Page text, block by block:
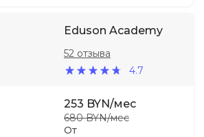
Eduson Academy
4.7
52 отзыва
От
253 BYN/мес
680 BYN/мес